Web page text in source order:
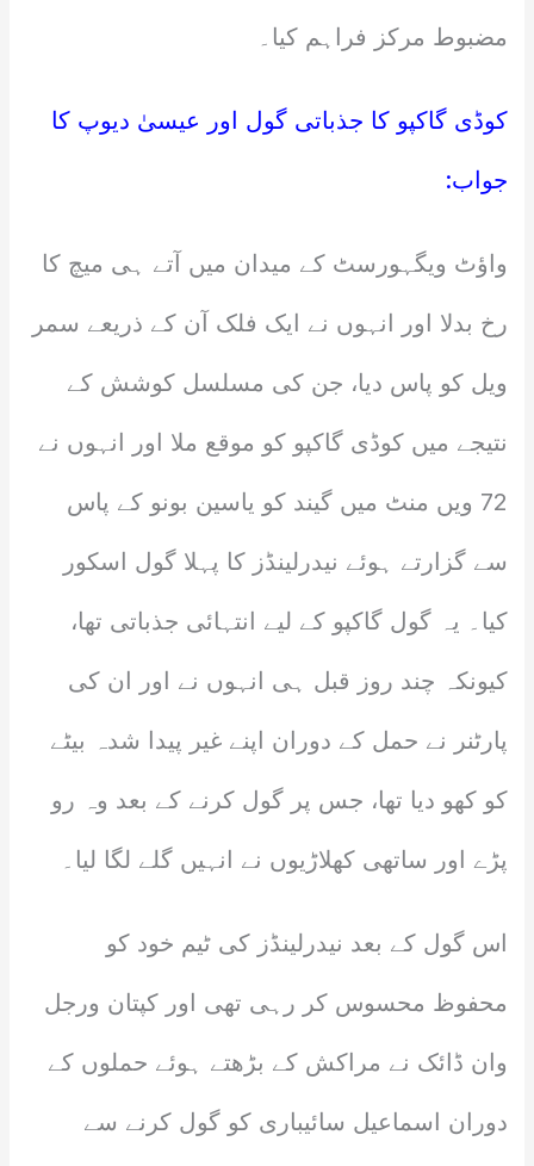
مضبوط مرکز فراہم کیا۔
کوڈی گاکپو کا جذباتی گول اور عیسیٰ دیوپ کا
جواب:
واؤٹ ویگہورسٹ کے میدان میں آتے ہی میچ کا
رخ بدلا اور انہوں نے ایک فلک آن کے ذریعے سمر
ویل کو پاس دیا، جن کی مسلسل کوشش کے
نتیجے میں کوڈی گاکپو کو موقع ملا اور انہوں نے
72 ویں منٹ میں گیند کو یاسین بونو کے پاس
سے گزارتے ہوئے نیدرلینڈز کا پہلا گول اسکور
کیا۔ یہ گول گاکپو کے لیے انتہائی جذباتی تھا،
کیونکہ چند روز قبل ہی انہوں نے اور ان کی
پارٹنر نے حمل کے دوران اپنے غیر پیدا شدہ بیٹے
کو کھو دیا تھا، جس پر گول کرنے کے بعد وہ رو
پڑے اور ساتھی کھلاڑیوں نے انہیں گلے لگا لیا۔
اس گول کے بعد نیدرلینڈز کی ٹیم خود کو
محفوظ محسوس کر رہی تھی اور کپتان ورجل
وان ڈائک نے مراکش کے بڑھتے ہوئے حملوں کے
دوران اسماعیل سائیباری کو گول کرنے سے